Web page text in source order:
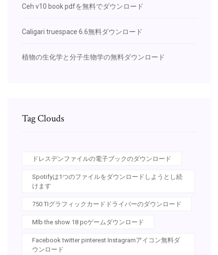
Ceh v10 book pdfを無料でダウンロード
Caligari truespace 6.6無料ダウンロード
植物の生化学と分子生物学の無料ダウンロード
Tag Clouds
ドレスデンファイルの電子ブックのダウンロード
Spotifyは1つのファイルをダウンロードしようとし続
けます
750 TIグラフィックカードドライバーのダウンロード
Mlb the show 18 pcゲームダウンロード
Facebook twitter pinterest Instagramアイコン無料ダ
ウンロード